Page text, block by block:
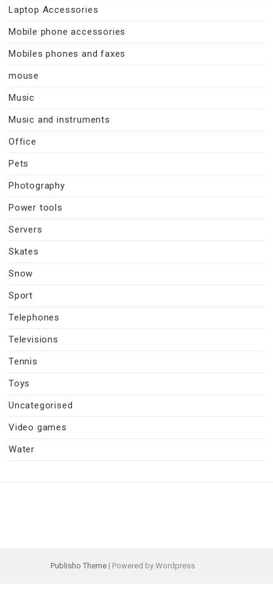
Laptop Accessories
Mobile phone accessories
Mobiles phones and faxes
mouse
Music
Music and instruments
Office
Pets
Photography
Power tools
Servers
Skates
Snow
Sport
Telephones
Televisions
Tennis
Toys
Uncategorised
Video games
Water
Publisho Theme | Powered by Wordpress